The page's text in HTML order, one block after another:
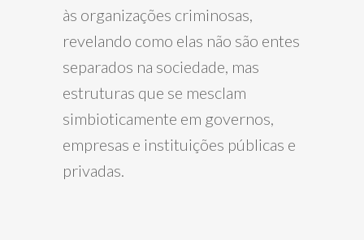
às organizações criminosas,
revelando como elas não são entes
separados na sociedade, mas
estruturas que se mesclam
simbioticamente em governos,
empresas e instituições públicas e
privadas.